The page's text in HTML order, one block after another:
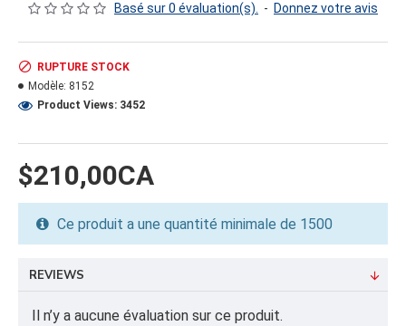
INFORMATION PRODUIT
FORMAT DU PRODUIT
Dimension: 10x25x19
Poids: 31.66
Volume cubique: 2.74 pieds cubes
FORMAT DE PALETTE
Quantité par palette: 48000.00
Dimension/pallet: 41x50x77
ALPHA
Basé sur 0 évaluation(s). - Donnez votre avis
$210,00CA
RUPTURE STOCK
Modèle: 8152
Product Views: 3452
Ce produit a une quantité minimale de 1500
REVIEWS
Il n’y a aucune évaluation sur ce produit.